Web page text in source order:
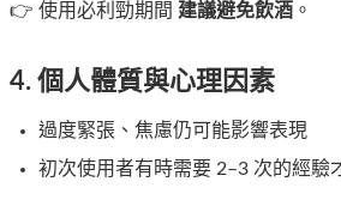
👉 使用必利勁期間 建議避免飲酒 。
4. 個人體質與心理因素
過度緊張、焦慮仍可能影響表現
初次使用者有時需要 2–3 次的經驗